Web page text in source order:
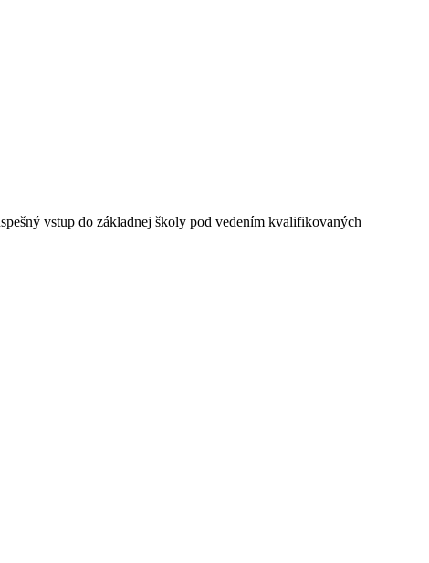
vstup do základnej školy pod vedením kvalifikovaných